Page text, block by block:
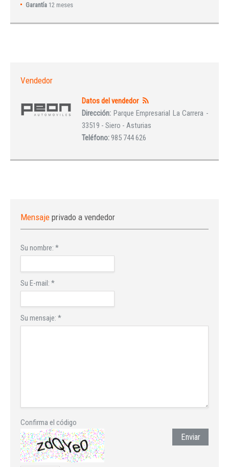
Garantía 12 meses
Vendedor
Datos del vendedor
Dirección: Parque Empresarial La Carrera -
33519 - Siero - Asturias
Teléfono:985 744 626
Mensaje privado a vendedor
Su nombre: *
Su E-mail: *
Su mensaje: *
Confirma el código
Enviar